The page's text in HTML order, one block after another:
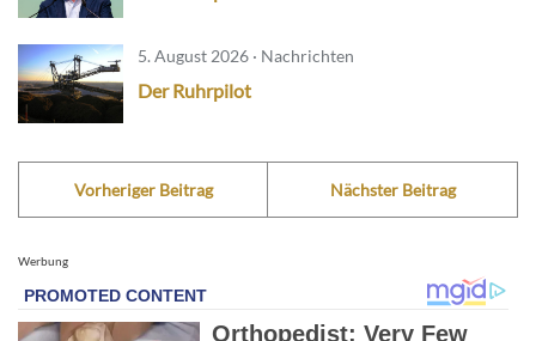
5. August 2026 · Nachrichten
Der Ruhrpilot
Vorheriger Beitrag Nächster Beitrag
Werbung